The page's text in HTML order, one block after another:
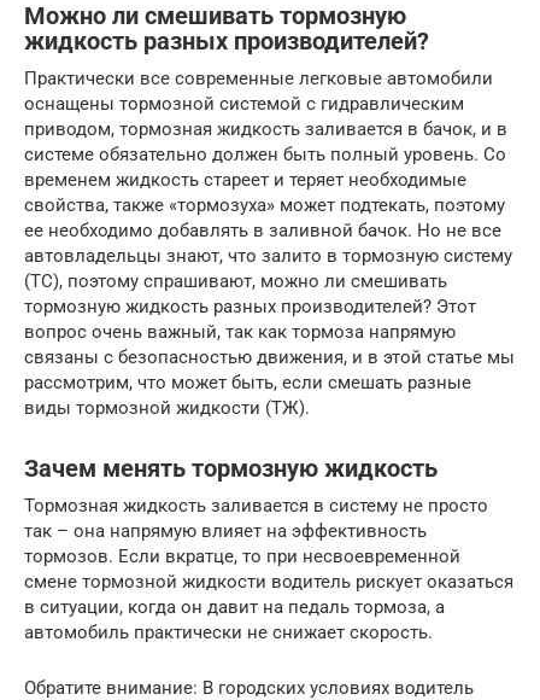
Можно ли смешивать тормозную
жидкость разных производителей?
Практически все современные легковые автомобили
оснащены тормозной системой с гидравлическим
приводом, тормозная жидкость заливается в бачок, и в
системе обязательно должен быть полный уровень. Со
временем жидкость стареет и теряет необходимые
свойства, также «тормозуха» может подтекать, поэтому
ее необходимо добавлять в заливной бачок. Но не все
автовладельцы знают, что залито в тормозную систему
(ТС), поэтому спрашивают, можно ли смешивать
тормозную жидкость разных производителей? Этот
вопрос очень важный, так как тормоза напрямую
связаны с безопасностью движения, и в этой статье мы
рассмотрим, что может быть, если смешать разные
виды тормозной жидкости (ТЖ).
Зачем менять тормозную жидкость
Тормозная жидкость заливается в систему не просто
так – она напрямую влияет на эффективность
тормозов. Если вкратце, то при несвоевременной
смене тормозной жидкости водитель рискует оказаться
в ситуации, когда он давит на педаль тормоза, а
автомобиль практически не снижает скорость.
Обратите внимание: В городских условиях водитель